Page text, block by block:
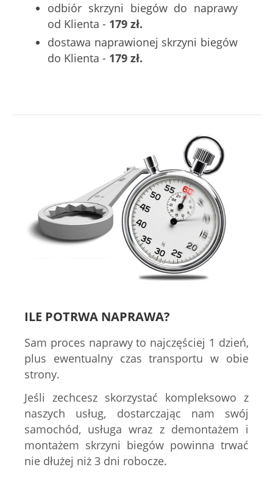
odbiór skrzyni biegów do naprawy
od Klienta - 179 zł.
dostawa naprawionej skrzyni biegów
do Klienta - 179 zł.
ILE POTRWA NAPRAWA?
Sam proces naprawy to najczęściej 1 dzień,
plus ewentualny czas transportu w obie
strony.
Jeśli zechcesz skorzystać kompleksowo z
naszych usług, dostarczając nam swój
samochód, usługa wraz z demontażem i
montażem skrzyni biegów powinna trwać
nie dłużej niż 3 dni robocze.